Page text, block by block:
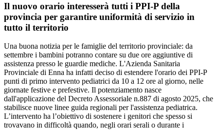
Il nuovo orario interesserà tutti i PPI-P della
provincia per garantire uniformità di servizio in
tutto il territorio
Una buona notizia per le famiglie del territorio provinciale: da
settembre i bambini potranno contare su due ore aggiuntive di
assistenza presso le guardie mediche. L'Azienda Sanitaria
Provinciale di Enna ha infatti deciso di estendere l'orario dei PPI-P
punti di primo intervento pediatrici da 10 a 12 ore al giorno, nelle
giornate festive e prefestive. Il potenziamento nasce
dall'applicazione del Decreto Assessoriale n.887 di agosto 2025, che
stabilisce nuove linee guida regionali per l'assistenza pediatrica.
L’intervento ha l’obiettivo di sostenere i genitori che spesso si
trovavano in difficoltà quando, negli orari serali o durante i